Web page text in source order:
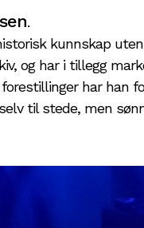
.
kunnskap
og har i tillegg
har han
til stede, men